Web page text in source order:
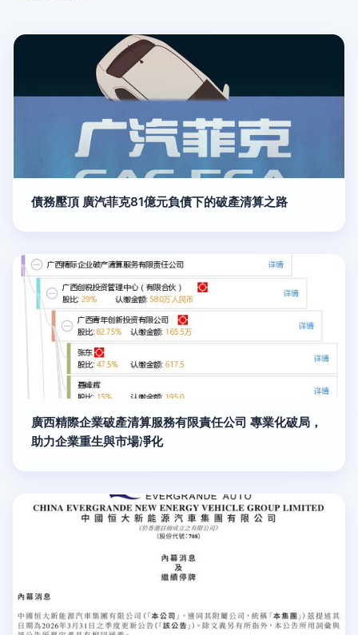
債務壓頂 廣汽菲克81億元負債下的破產清算之路
廣西精際企業破產清算服務有限責任公司 專業化破局，
助力企業重生與市場凈化